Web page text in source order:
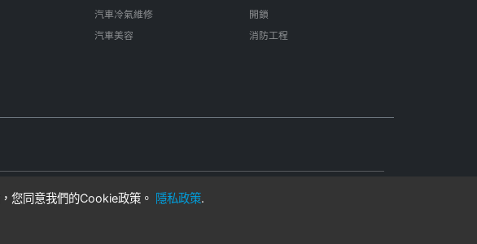
汽車冷氣維修
汽車美容
開鎖
消防工程
供服務，而是連接客戶與獨立專業人士。
您同意我們的Cookie政策。 隱私政策.